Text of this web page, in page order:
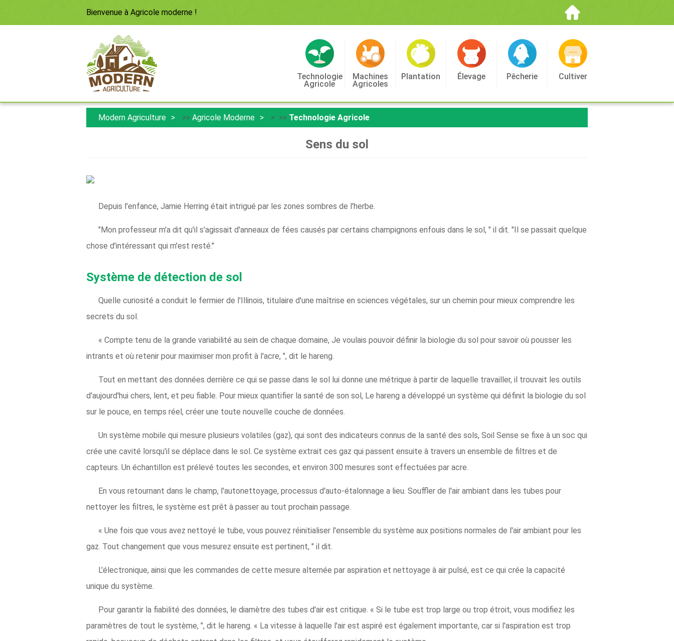
Bienvenue à Agricole moderne !
Technologie
Agricole
Machines
Agricoles
Plantation Élevage Pêcherie Cultiver
Modern Agriculture >> Agricole Moderne > >> Technologie Agricole
Sens du sol
Depuis l'enfance, Jamie Herring était intrigué par les zones sombres de l'herbe.
"Mon professeur m'a dit qu'il s'agissait d'anneaux de fées causés par certains champignons enfouis dans le sol, " il dit. "Il se passait quelque
chose d'intéressant qui m'est resté."
Système de détection de sol
Quelle curiosité a conduit le fermier de l'Illinois, titulaire d'une maîtrise en sciences végétales, sur un chemin pour mieux comprendre les
secrets du sol.
« Compte tenu de la grande variabilité au sein de chaque domaine, Je voulais pouvoir définir la biologie du sol pour savoir où pousser les
intrants et où retenir pour maximiser mon profit à l'acre, ", dit le hareng.
Tout en mettant des données derrière ce qui se passe dans le sol lui donne une métrique à partir de laquelle travailler, il trouvait les outils
d'aujourd'hui chers, lent, et peu fiable. Pour mieux quantifier la santé de son sol, Le hareng a développé un système qui définit la biologie du sol
sur le pouce, en temps réel, créer une toute nouvelle couche de données.
Un système mobile qui mesure plusieurs volatiles (gaz), qui sont des indicateurs connus de la santé des sols, Soil Sense se fixe à un soc qui
crée une cavité lorsqu'il se déplace dans le sol. Ce système extrait ces gaz qui passent ensuite à travers un ensemble de filtres et de
capteurs. Un échantillon est prélevé toutes les secondes, et environ 300 mesures sont effectuées par acre.
En vous retournant dans le champ, l'autonettoyage, processus d'auto-étalonnage a lieu. Souffler de l'air ambiant dans les tubes pour
nettoyer les filtres, le système est prêt à passer au tout prochain passage.
« Une fois que vous avez nettoyé le tube, vous pouvez réinitialiser l'ensemble du système aux positions normales de l'air ambiant pour les
gaz. Tout changement que vous mesurez ensuite est pertinent, " il dit.
L'électronique, ainsi que les commandes de cette mesure alternée par aspiration et nettoyage à air pulsé, est ce qui crée la capacité
unique du système.
Pour garantir la fiabilité des données, le diamètre des tubes d'air est critique. « Si le tube est trop large ou trop étroit, vous modifiez les
paramètres de tout le système, ", dit le hareng. « La vitesse à laquelle l'air est aspiré est également importante, car si l'aspiration est trop